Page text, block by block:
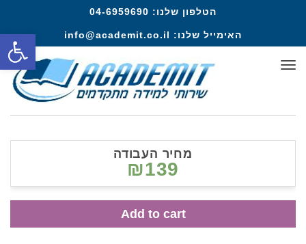
הטלפון שלנו: 04-6959690
האימייל שלנו: info@academit.co.il
תפריט
מחיר העבודה
₪139
Add to cart
פתח